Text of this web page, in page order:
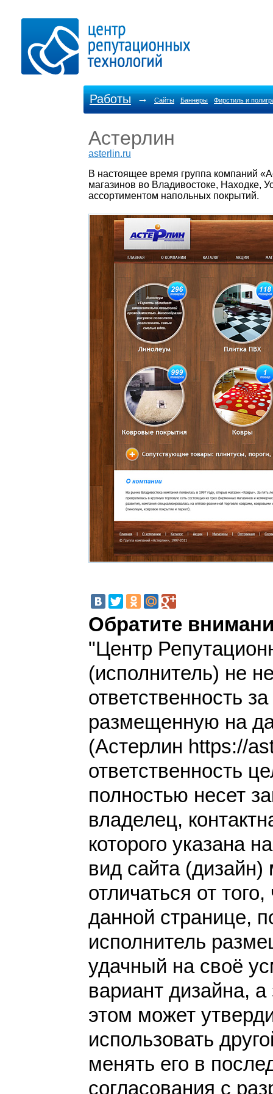
Работы → Сайты Баннеры Фирстиль и
Астерлин
asterlin.ru
В настоящее время группа компаний
магазинов во Владивостоке, Находке,
ассортиментом напольных покрытий.
Обратите
"Центр
(исполнитель) не
ответственность
размещенную на
(Астерлин https://
ответственность
полностью несет
владелец,
которого указана
вид сайта (дизайн)
отличаться от
данной странице,
исполнитель
удачный на своё
вариант дизайна, а
этом может
использовать
менять его в
согласования с